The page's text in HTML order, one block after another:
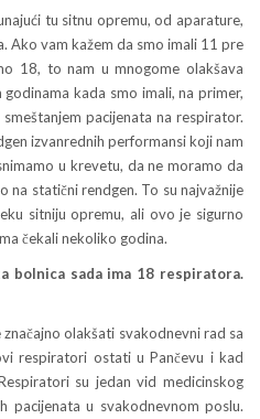
tu sitnu opremu, od aparature,
Ako vam kažem da smo imali 11 pre
18, to nam u mnogome olakšava
kada smo imali, na primer,
pacijenata na respirator.
izvanrednih performansi koji nam
u krevetu, da ne moramo da
na statični rendgen. To su najvažnije
sitniju opremu, ali ovo je sigurno
čekali nekoliko godina.
sada ima 18 respiratora.
olakšati svakodnevni rad sa
respiratori ostati u Pančevu i kad
su jedan vid medicinskog
pacijenata u svakodnevnom poslu.